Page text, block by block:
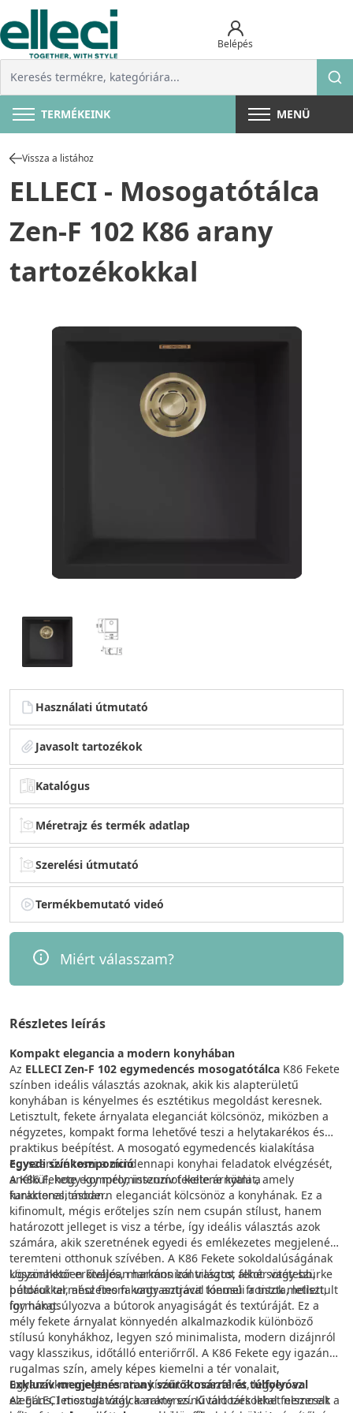
Belépés
TERMÉKEINK MENÜ
Vissza a listához
ELLECI - Mosogatótálca
Zen-F 102 K86 arany
tartozékokkal
Használati útmutató
Javasolt tartozékok
Katalógus
Méretrajz és termék adatlap
Szerelési útmutató
Termékbemutató videó
Miért válasszam?
Részletes leírás
Kompakt elegancia a modern konyhában
Az ELLECI Zen-F 102 egymedencés mosogatótálca K86 Fekete
színben ideális választás azoknak, akik kis alapterületű
konyhában is kényelmes és esztétikus megoldást keresnek.
Letisztult, fekete árnyalata eleganciát kölcsönöz, miközben a
négyzetes, kompakt forma lehetővé teszi a helytakarékos és
praktikus beépítést. A mosogató egymedencés kialakítása
egyszerűvé teszi a mindennapi konyhai feladatok elvégzését,
anélkül, hogy kompromisszumot kellene kötni a
funkcionalitásban.
Egyedi színkompozíció
A K86 Fekete egy mély, intenzív fekete árnyalat, amely
karakteres, modern eleganciát kölcsönöz a konyhának. Ez a
kifinomult, mégis erőteljes szín nem csupán stílust, hanem
határozott jelleget is visz a térbe, így ideális választás azok
számára, akik szeretnének egyedi és emlékezetes megjelenést
teremteni otthonuk szívében. A K86 Fekete sokoldalúságának
köszönhetően kiválóan harmonizál világos, fehér vagy szürke
bútorokkal, ahol finom kontrasztjával kiemeli a tiszta, letisztult
formákat.
Ugyanakkor erőteljes, markáns kontrasztot alkot sötétebb,
például természetes fa vagy antracit tónusú frontok mellett,
így hangsúlyozva a bútorok anyagiságát és textúráját. Ez a
mély fekete árnyalat könnyedén alkalmazkodik különböző
stílusú konyhákhoz, legyen szó minimalista, modern dizájnról
vagy klasszikus, időtálló enteriőrről. A K86 Fekete egy igazán
rugalmas szín, amely képes kiemelni a tér vonalait,
ugyanakkor megteremti a kívánt atmoszférát, legyen az
elegáns, letisztult vagy karakteres. Kiváló társ lehet nemcsak a
Exkluzív megjelenés arany szűrőkosárral és túlfolyóval
Az ELLECI mosogatótálca arany színű tartozékokkal felszerelt